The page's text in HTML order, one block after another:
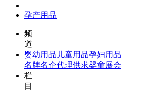
孕产用品
频
道
婴幼用品 儿童用品孕妇用品
名牌名企代理供求婴童展会
栏
目